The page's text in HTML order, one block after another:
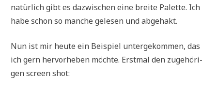
natür­lich gibt es dazwi­schen eine brei­te Palet­te. Ich
habe schon so man­che gele­sen und abgehakt.
Nun ist mir heu­te ein Bei­spiel unter­ge­kom­men, das
ich gern her­vor­he­ben möch­te. Erst­mal den zuge­hö­ri­
gen screen shot: